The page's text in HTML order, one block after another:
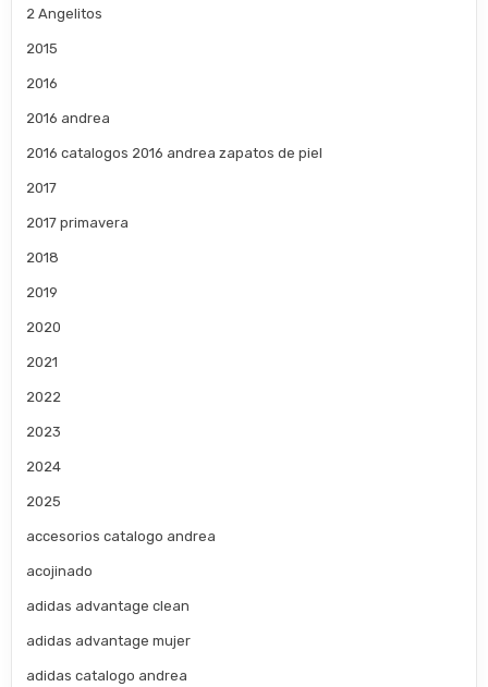
2 Angelitos
2015
2016
2016 andrea
2016 catalogos 2016 andrea zapatos de piel
2017
2017 primavera
2018
2019
2020
2021
2022
2023
2024
2025
accesorios catalogo andrea
acojinado
adidas advantage clean
adidas advantage mujer
adidas catalogo andrea